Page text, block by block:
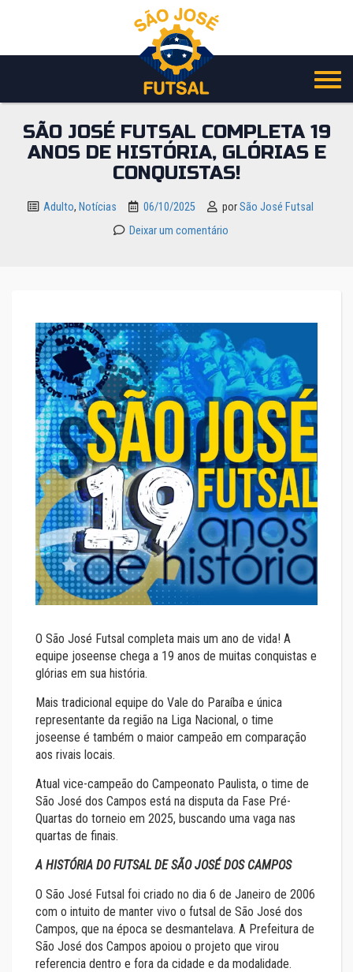
o
SÃO JOSÉ FUTSAL COMPLETA 19
ANOS DE HISTÓRIA, GLÓRIAS E
CONQUISTAS!
Adulto, Notícias 06/10/2025 porSão José Futsal
Deixar um comentário
O São José Futsal completa mais um ano de vida! A
equipe joseense chega a 19 anos de muitas conquistas e
glórias em sua história.
Mais tradicional equipe do Vale do Paraíba e única
representante da região na Liga Nacional, o time
joseense é também o maior campeão em comparação
aos rivais locais.
Atual vice-campeão do Campeonato Paulista, o time de
São José dos Campos está na disputa da Fase Pré-
Quartas do torneio em 2025, buscando uma vaga nas
quartas de finais.
A HISTÓRIA DO FUTSAL DE SÃO JOSÉ DOS CAMPOS
O São José Futsal foi criado no dia 6 de Janeiro de 2006
com o intuito de manter vivo o futsal de São José dos
Campos, que na época se desmantelava. A Prefeitura de
São José dos Campos apoiou o projeto que virou
referencia dentro e fora da cidade e da modalidade.